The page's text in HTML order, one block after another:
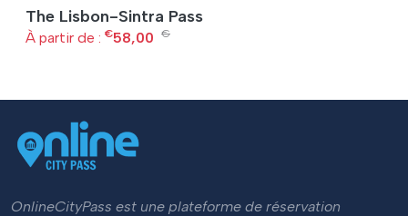
The Lisbon-Sintra Pass
À partir de : €58,00 €
OnlineCityPass est une plateforme de réservation